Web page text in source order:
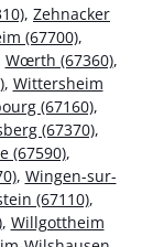
, Zehnacker
(67700),
Wœrth (67360),
, Wittersheim
(67160),
(67370),
(67590),
, Wingen-sur-
(67110),
, Willgottheim